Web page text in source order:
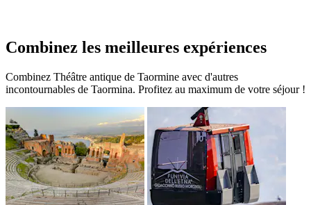
Combinez les meilleures expériences
Combinez Théâtre antique de Taormine avec d'autres
incontournables de Taormina. Profitez au maximum de votre séjour !